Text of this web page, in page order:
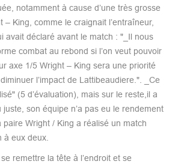
notamment à cause d’une très grosse
– King, comme le craignait l’entraîneur,
avait déclaré avant le match : "_Il nous
combat au rebond si l’on veut pouvoir
axe 1/5 Wright – King sera une priorité
l’impact de Lattibeaudiere.". _Ce
(5 d’évaluation), mais sur le reste,il a
son équipe n’a pas eu le rendement
Wright / King a réalisé un match
à eux deux.
remettre la tête à l’endroit et se